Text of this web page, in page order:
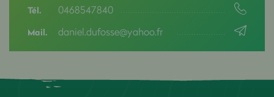
Tél. 0468547840
Mail. daniel.dufosse@yahoo.fr